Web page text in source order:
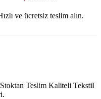
ve ücretsiz teslim alın.
Teslim Kaliteli Tekstil